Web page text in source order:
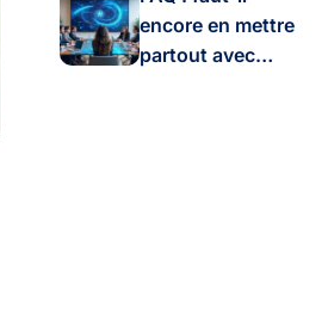
encore en mettre
partout avec